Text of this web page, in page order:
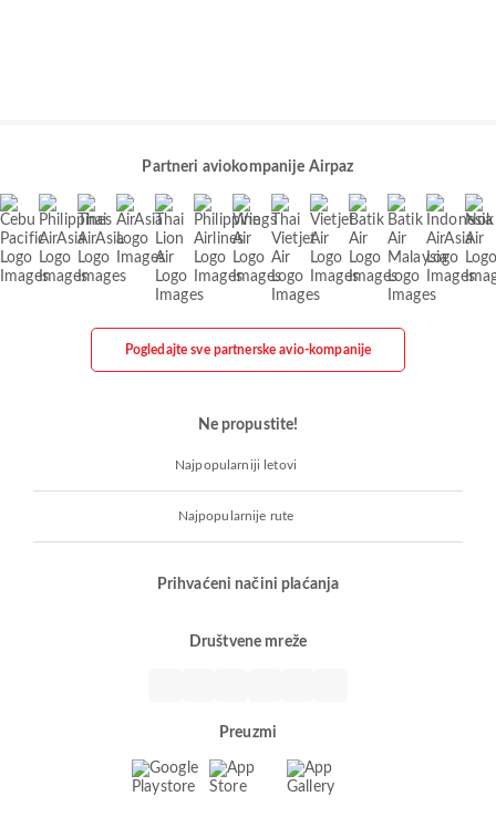
Partneri aviokompanije Airpaz
Pogledajte sve partnerske avio-kompanije
Ne propustite!
Najpopularniji letovi
Najpopularnije rute
Prihvaćeni načini plaćanja
Društvene mreže
Preuzmi